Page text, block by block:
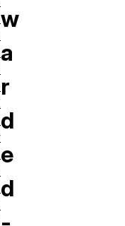
w
a
r
d
e
d